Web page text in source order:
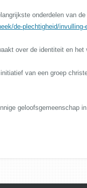
onderdelen van
de-plechtigheid/invulling-
over de identiteit en
van een groep
geloofsgemeenschap